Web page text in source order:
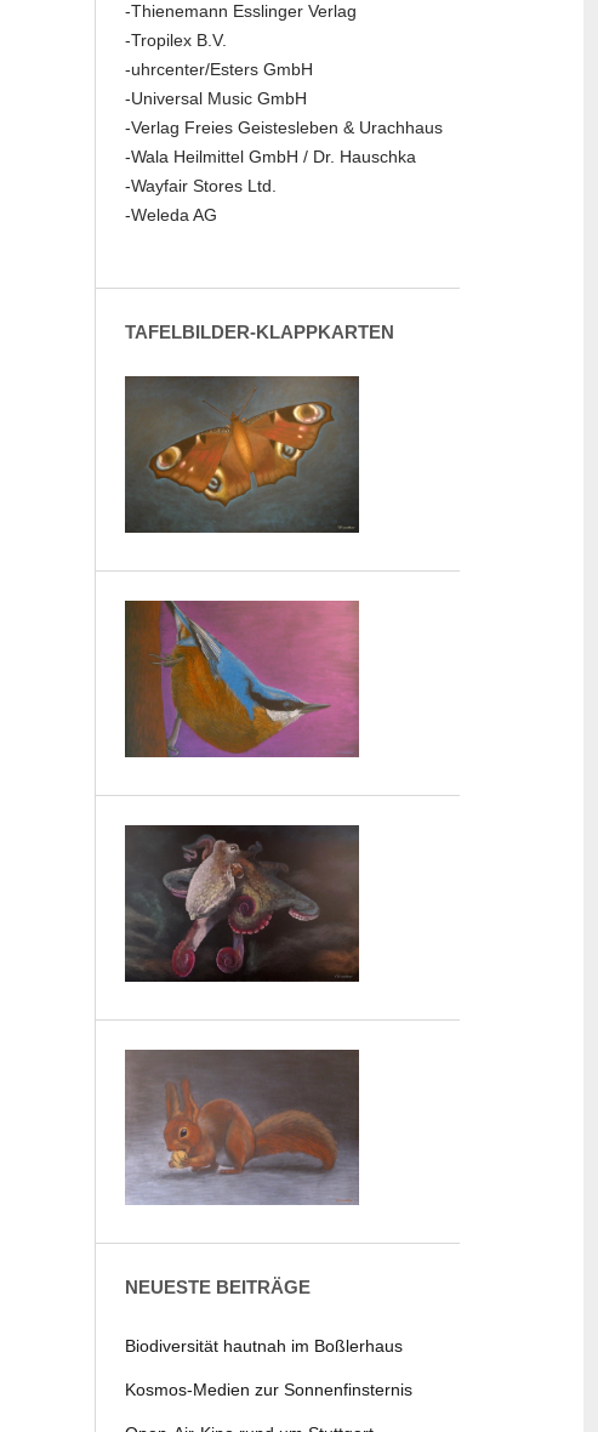
-Thienemann Esslinger Verlag
-Tropilex B.V.
-uhrcenter/Esters GmbH
-Universal Music GmbH
-Verlag Freies Geistesleben & Urachhaus
-Wala Heilmittel GmbH / Dr. Hauschka
-Wayfair Stores Ltd.
-Weleda AG
TAFELBILDER-KLAPPKARTEN
NEUESTE BEITRÄGE
Biodiversität hautnah im Boßlerhaus
Kosmos-Medien zur Sonnenfinsternis